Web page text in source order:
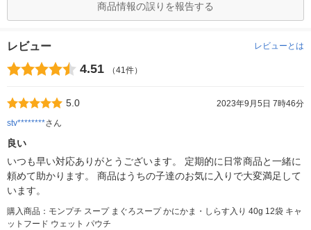
商品情報の誤りを報告する
レビュー レビューとは
4.51 （41件）
5.0
2023年9月5日 7時46分
stv********さん
良い
いつも早い対応ありがとうございます。 定期的に日常商品と一緒に
頼めて助かります。 商品はうちの子達のお気に入りで大変満足して
います。
購入商品：モンプチ スープ まぐろスープ かにかま・しらす入り 40g 12袋 キャ
ットフード ウェット パウチ